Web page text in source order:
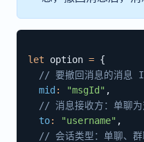
let option = {
// 要撤回消息的消息
mid : "msgId" ,
// 消息接收方：单聊
to: "username" ,
// 会话类型：单聊、